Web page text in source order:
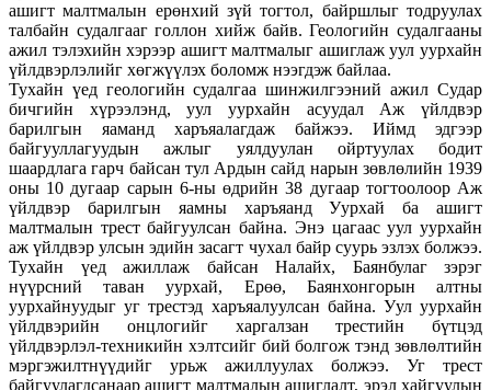
ашигт малтмалын ерөнхий зүй тогтол, байршлыг тодруулах
талбайн судалгааг голлон хийж байв. Геологийн судалгааны
ажил тэлэхийн хэрээр ашигт малтмалыг ашиглаж уул уурхайн
үйлдвэрлэлийг хөгжүүлэх боломж нээгдэж байлаа.
Тухайн үед геологийн судалгаа шинжилгээний ажил Судар
бичгийн хүрээлэнд, уул уурхайн асуудал Аж үйлдвэр
барилгын яаманд харъяалагдаж байжээ. Иймд эдгээр
байгууллагуудын ажлыг уялдуулан ойртуулах бодит
шаардлага гарч байсан тул Ардын сайд нарын зөвлөлийн 1939
оны 10 дугаар сарын 6-ны өдрийн 38 дугаар тогтоолоор Аж
үйлдвэр барилгын яамны харъяанд Уурхай ба ашигт
малтмалын трест байгуулсан байна. Энэ цагаас уул уурхайн
аж үйлдвэр улсын эдийн засагт чухал байр суурь эзлэх болжээ.
Тухайн үед ажиллаж байсан Налайх, Баянбулаг зэрэг
нүүрсний таван уурхай, Ерөө, Баянхонгорын алтны
уурхайнуудыг уг трестэд харъяалуулсан байна. Уул уурхайн
үйлдвэрийн онцлогийг харгалзан трестийн бүтцэд
үйлдвэрлэл-техникийн хэлтсийг бий болгож тэнд зөвлөлтийн
мэргэжилтнүүдийг урьж ажиллуулах болжээ. Уг трест
байгуулагдсанаар ашигт малтмалын ашиглалт, эрэл хайгуулын